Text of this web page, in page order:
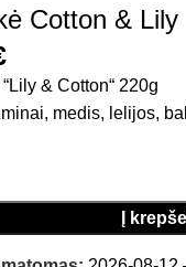
Cotton & Lily
& Cotton“ 220g
medis, lelijos,
Į